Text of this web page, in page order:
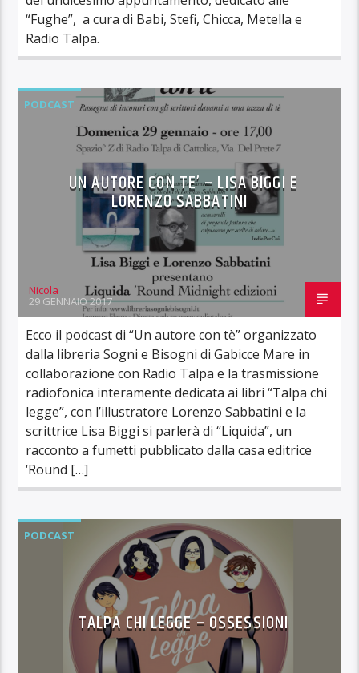
“Fughe”, a cura di Babi, Stefi, Chicca, Metella e
Radio Talpa.
PODCAST
UN AUTORE CON TE’ – LISA BIGGI E
LORENZO SABBATINI
Nicola
29 GENNAIO 2017
Ecco il podcast di “Un autore con tè” organizzato
dalla libreria Sogni e Bisogni di Gabicce Mare in
collaborazione con Radio Talpa e la trasmissione
radiofonica interamente dedicata ai libri “Talpa chi
legge”, con l’illustratore Lorenzo Sabbatini e la
scrittrice Lisa Biggi si parlerà di “Liquida”, un
racconto a fumetti pubblicato dalla casa editrice
‘Round […]
PODCAST
TALPA CHI LEGGE – OSSESSIONI